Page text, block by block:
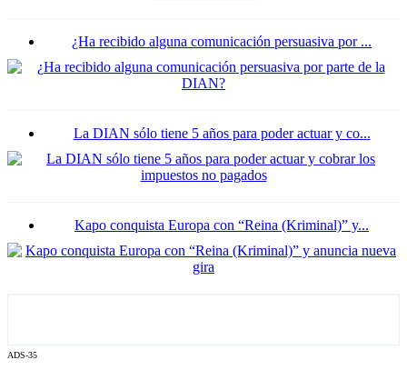
¿Ha recibido alguna comunicación persuasiva por ...
La DIAN sólo tiene 5 años para poder actuar y co...
Kapo conquista Europa con “Reina (Kriminal)” y...
ADS-35